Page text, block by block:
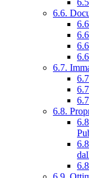
6.6.
6.7.
6.8.